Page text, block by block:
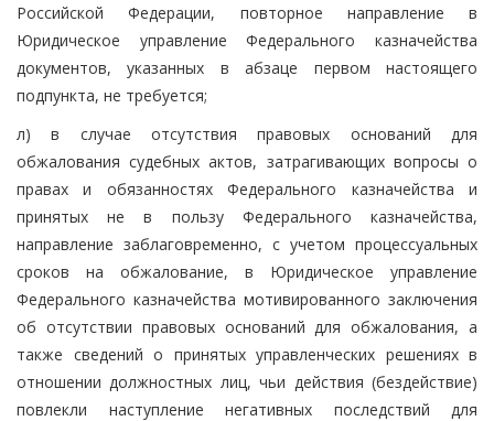
Российской Федерации, повторное направление в
Юридическое управление Федерального казначейства
документов, указанных в абзаце первом настоящего
подпункта, не требуется;
л) в случае отсутствия правовых оснований для
обжалования судебных актов, затрагивающих вопросы о
правах и обязанностях Федерального казначейства и
принятых не в пользу Федерального казначейства,
направление заблаговременно, с учетом процессуальных
сроков на обжалование, в Юридическое управление
Федерального казначейства мотивированного заключения
об отсутствии правовых оснований для обжалования, а
также сведений о принятых управленческих решениях в
отношении должностных лиц, чьи действия (бездействие)
повлекли наступление негативных последствий для